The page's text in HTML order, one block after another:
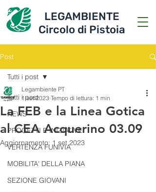
LEGAMBIENTE
Circolo di Pistoia
Post
Tutti i post
NEWS
PROGETTI E INIZIATIVE
VERTENZA FUNIVIA
MOBILITA' DELLA PIANA
SEZIONE GIOVANI
Tutti i post
La FEB e la Linea Gotica
al CEA Acquerino 03.09
Legambiente PT
1 set 2023 Tempo di lettura: 1 min
Aggiornamento: 1 set 2023